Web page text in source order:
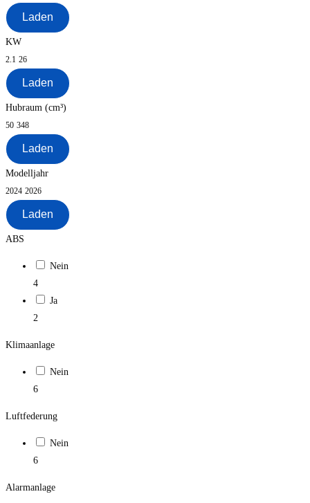
Laden
KW
2.1 26
Laden
Hubraum (cm³)
50 348
Laden
Modelljahr
2024 2026
Laden
ABS
Nein
4
Ja
2
Klimaanlage
Nein
6
Luftfederung
Nein
6
Alarmanlage